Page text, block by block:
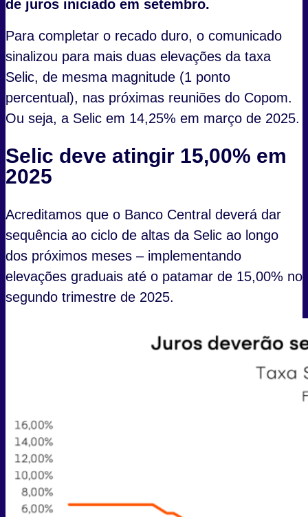
de juros iniciado em setembro.
Para completar o recado duro, o comunicado
sinalizou para mais duas elevações da taxa
Selic, de mesma magnitude (1 ponto
percentual), nas próximas reuniões do Copom.
Ou seja, a Selic em 14,25% em março de 2025.
Selic deve atingir 15,00% em
2025
Acreditamos que o Banco Central deverá dar
sequência ao ciclo de altas da Selic ao longo
dos próximos meses – implementando
elevações graduais até o patamar de 15,00% no
segundo trimestre de 2025.